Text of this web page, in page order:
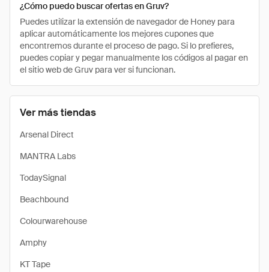
Ver más tiendas
Arsenal Direct
MANTRA Labs
TodaySignal
Beachbound
Colourwarehouse
Amphy
KT Tape
¿Cómo puedo buscar ofertas en Gruv?
Puedes utilizar la extensión de navegador de Honey para
aplicar automáticamente los mejores cupones que
encontremos durante el proceso de pago. Si lo prefieres,
puedes copiar y pegar manualmente los códigos al pagar en
el sitio web de Gruv para ver si funcionan.